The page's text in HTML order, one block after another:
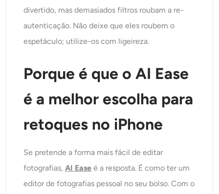
divertido, mas demasiados filtros roubam a re-
autenticação. Não deixe que eles roubem o
espetáculo; utilize-os com ligeireza.
Porque é que o AI Ease
é a melhor escolha para
retoques no iPhone
Se pretende a forma mais fácil de editar
fotografias,AI Ease é a resposta. É como ter um
editor de fotografias pessoal no seu bolso. Com o